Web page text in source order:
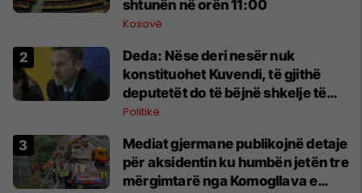
shtunën në orën 11:00
Kosovë
Deda: Nëse deri nesër nuk
konstituohet Kuvendi, të gjithë
deputetët do të bëjnë shkelje të
rëndë kushtetuese
Politikë
Mediat gjermane publikojnë detaje
për aksidentin ku humbën jetën tre
mërgimtarë nga Komogllava e